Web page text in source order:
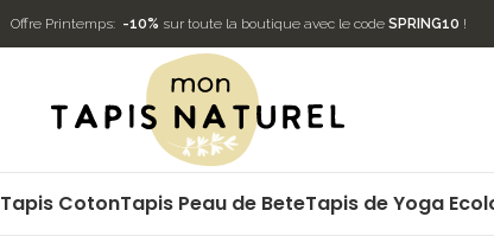
Offre Printemps: -10% sur toute la boutique avec le codeSPRING10 !
Tapis CotonTapis Peau de BeteTapis de Yoga